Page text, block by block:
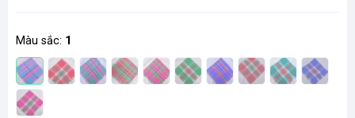
Màu sắc: 1